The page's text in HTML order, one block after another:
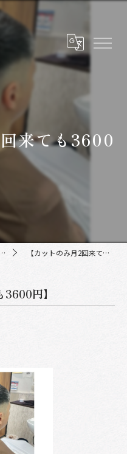
来ても3600
【カットのみ月2回来ても3600円】
3600円】